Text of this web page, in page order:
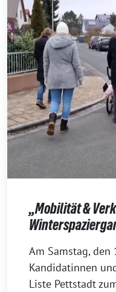
„Mobilität &
19.
Januar
2026
Am Samstag, den
Kandidatinnen
Liste Pettstadt